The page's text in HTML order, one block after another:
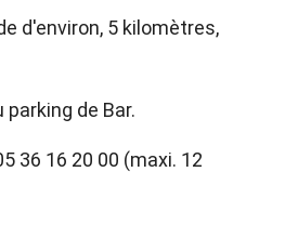
d'environ, 5 kilomètres,
de Bar.
36 16 20 00 (maxi. 12